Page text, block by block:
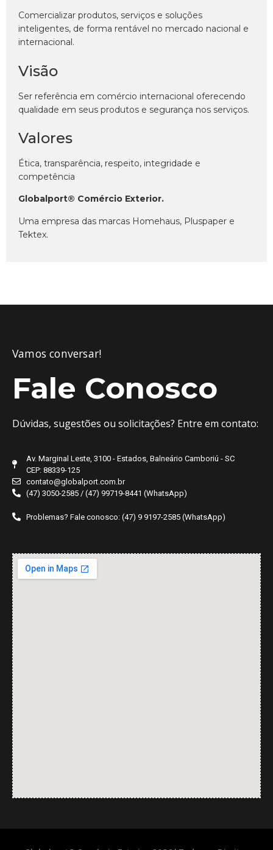
Comercializar produtos, serviços e soluções
inteligentes, de forma rentável no mercado nacional e
internacional.
Visão
Ser referência em comércio internacional oferecendo
qualidade em seus produtos e segurança nos serviços.
Valores
Ética, transparência, respeito, integridade e
competência
Globalport® Comércio Exterior.
Uma empresa das marcas Homehaus, Pluspaper e
Tektex.
Vamos conversar!
Fale Conosco
Dúvidas, sugestões ou solicitações? Entre em contato:
Av. Marginal Leste, 3100 - Estados, Balneário Camboriú - SC
CEP: 88339-125
contato@globalport.com.br
(47) 3050-2585 / (47) 99719-8441 (WhatsApp)
Problemas? Fale conosco: (47) 9 9197-2585 (WhatsApp)